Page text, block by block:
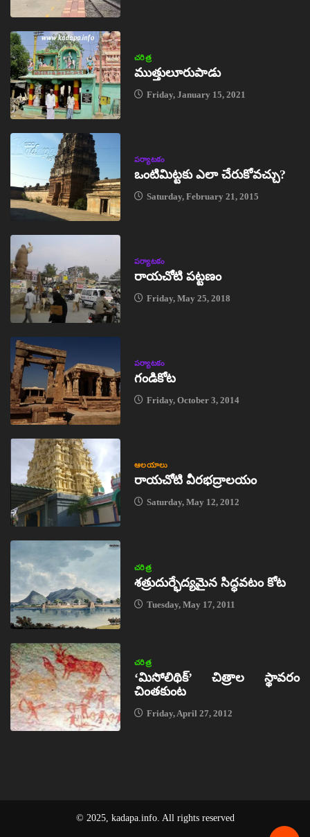
చరిత్ర
ముత్తులూరుపాడు
Friday, January 15, 2021
పర్యాటకం
ఒంటిమిట్టకు ఎలా చేరుకోవచ్చు?
Saturday, February 21, 2015
పర్యాటకం
రాయచోటి పట్టణం
Friday, May 25, 2018
పర్యాటకం
గండికోట
Friday, October 3, 2014
ఆలయాలు
రాయచోటి వీరభద్రాలయం
Saturday, May 12, 2012
చరిత్ర
శత్రుదుర్భేద్యమైన సిద్ధవటం కోట
Tuesday, May 17, 2011
చరిత్ర
‘మిసోలిథిక్‌’ చిత్రాల స్థావరం
చింతకుంట
Friday, April 27, 2012
© 2025, kadapa.info. All rights reserved